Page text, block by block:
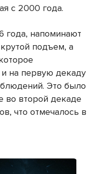
с 2000 года.
года, напоминают
подъем, а
на первую декаду
Это было
во второй декаде
что отмечалось в